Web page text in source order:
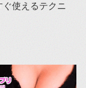
使えるテクニ